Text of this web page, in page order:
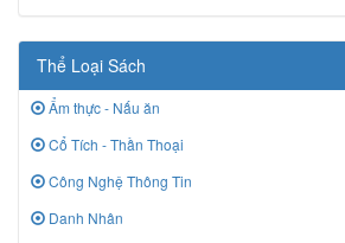
Thể Loại Sách
Ẩm thực - Nấu ăn
Cổ Tích - Thần Thoại
Công Nghệ Thông Tin
Danh Nhân